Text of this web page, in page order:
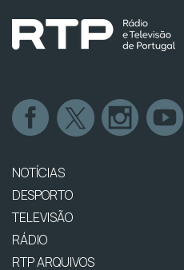
NOTÍCIAS
DESPORTO
TELEVISÃO
RÁDIO
RTP ARQUIVOS